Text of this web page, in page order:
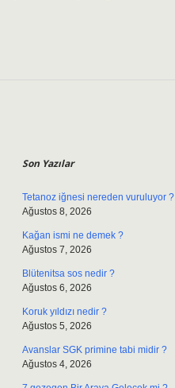
Son Yazılar
Tetanoz iğnesi nereden vuruluyor ?
Ağustos 8, 2026
Kağan ismi ne demek ?
Ağustos 7, 2026
Blütenitsa sos nedir ?
Ağustos 6, 2026
Koruk yıldızı nedir ?
Ağustos 5, 2026
Avanslar SGK primine tabi midir ?
Ağustos 4, 2026